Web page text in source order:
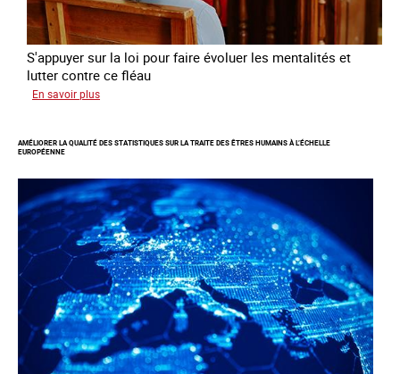
S'appuyer sur la loi pour faire évoluer les mentalités et
lutter contre ce fléau
En savoir plus
clients
la
traite
à
des
fins
d’exploitation
sexuelle
AMÉLIORER LA QUALITÉ DES STATISTIQUES SUR LA TRAITE DES ÊTRES HUMAINS À L’ÉCHELLE
EUROPÉENNE